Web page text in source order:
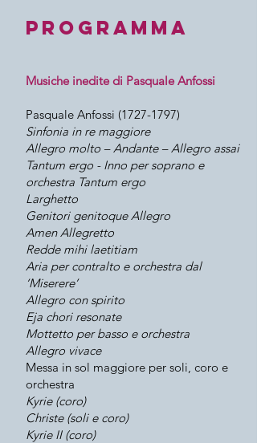
programma
Musiche inedite di Pasquale Anfossi
Pasquale Anfossi (1727-1797)
Sinfonia in re maggiore
Allegro molto – Andante – Allegro assai
Tantum ergo - Inno per soprano e
orchestra Tantum ergo
Larghetto
Genitori genitoque Allegro
Amen Allegretto
Redde mihi laetitiam
Aria per contralto e orchestra dal
‘Miserere’
Allegro con spirito
Eja chori resonate
Mottetto per basso e orchestra
Allegro vivace
Messa in sol maggiore per soli, coro e
orchestra
Kyrie (coro)
Christe (soli e coro)
Kyrie II (coro)